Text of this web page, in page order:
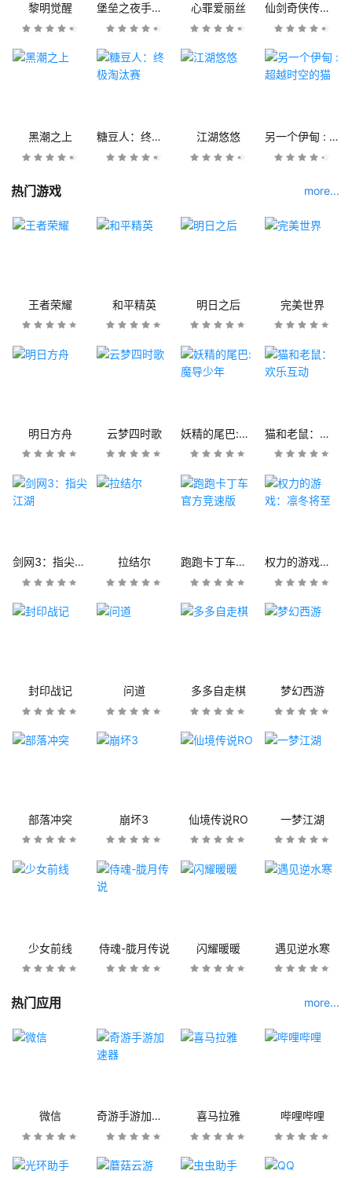
黎明觉醒 堡垒之夜手机版 心罪爱丽丝 仙剑奇侠传九野
黑潮之上 糖豆人：终极淘汰赛 江湖悠悠 另一个伊甸 : 超越时空的猫
热门游戏 more...
王者荣耀 和平精英 明日之后 完美世界
明日方舟 云梦四时歌 妖精的尾巴:魔导少年 猫和老鼠：欢乐互动
剑网3：指尖江湖 拉结尔 跑跑卡丁车官方竞速版 权力的游戏：凛冬将至
封印战记 问道 多多自走棋 梦幻西游
部落冲突 崩坏3 仙境传说RO 一梦江湖
少女前线 侍魂-胧月传说 闪耀暖暖 遇见逆水寒
热门应用 more...
微信 奇游手游加速器 喜马拉雅 哔哩哔哩